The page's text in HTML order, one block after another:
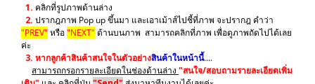
1. คลิกที่รูปภาพด้านล่าง
2. ปรากฎภาพ Pop up ขึ้นมา และเอาเม้าส์ไปชี้ที่ภาพ จะปรากฎ คำว่า
"PREV" หรือ"NEXT" ด้านบนภาพ สามารถคลิกที่ภาพ เพื่อดูภาพถัดไปได้เลย
ค่ะ
3. หากลูกค้าสินค้าสนใจในตัวอย่างสินค้าในหน้านี้....
สามารถกรอกรายละเอียดในช่องด้านล่าง "สนใจ/สอบถามรายละเอียดเพิ่ม